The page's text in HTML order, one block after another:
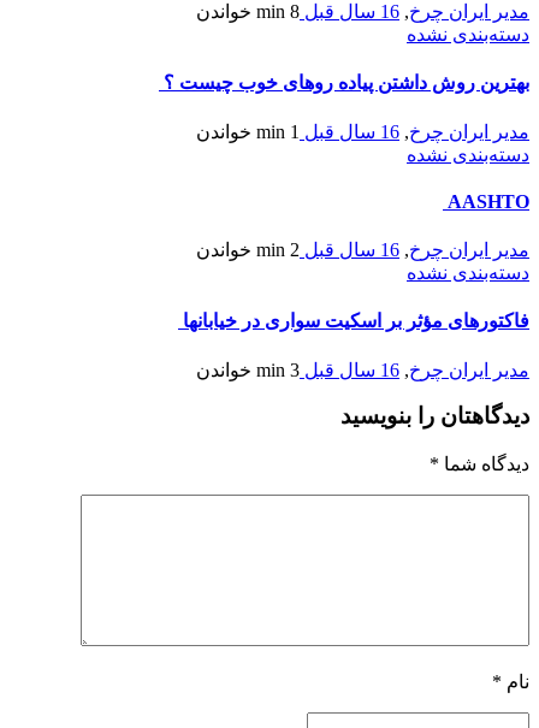
مدیر ایران چرخ, 16 سال قبل 8 min
خواندن
دسته‌بندی نشده
بهترین روش داشتن پیاده روهای خوب چیست ؟
مدیر ایران چرخ, 16 سال قبل 1 min
خواندن
دسته‌بندی نشده
AASHTO
مدیر ایران چرخ, 16 سال قبل 2 min
خواندن
دسته‌بندی نشده
فاکتورهای مؤثر بر اسکیت سواری در خیابانها
مدیر ایران چرخ, 16 سال قبل 3 min خواندن
دیدگاهتان را بنویسید
دیدگاه شما *
نام *